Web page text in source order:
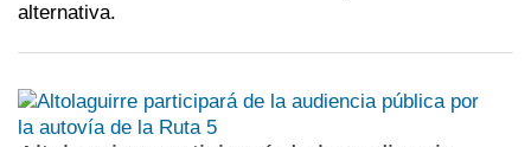
alternativa.